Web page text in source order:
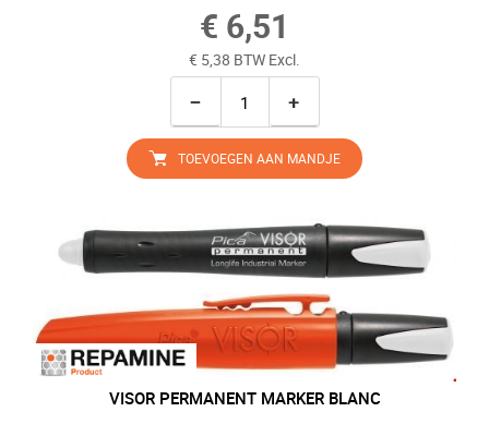
€ 6,51
€ 5,38 BTW Excl.
− +
TOEVOEGEN AAN MANDJE
VISOR PERMANENT MARKER BLANC